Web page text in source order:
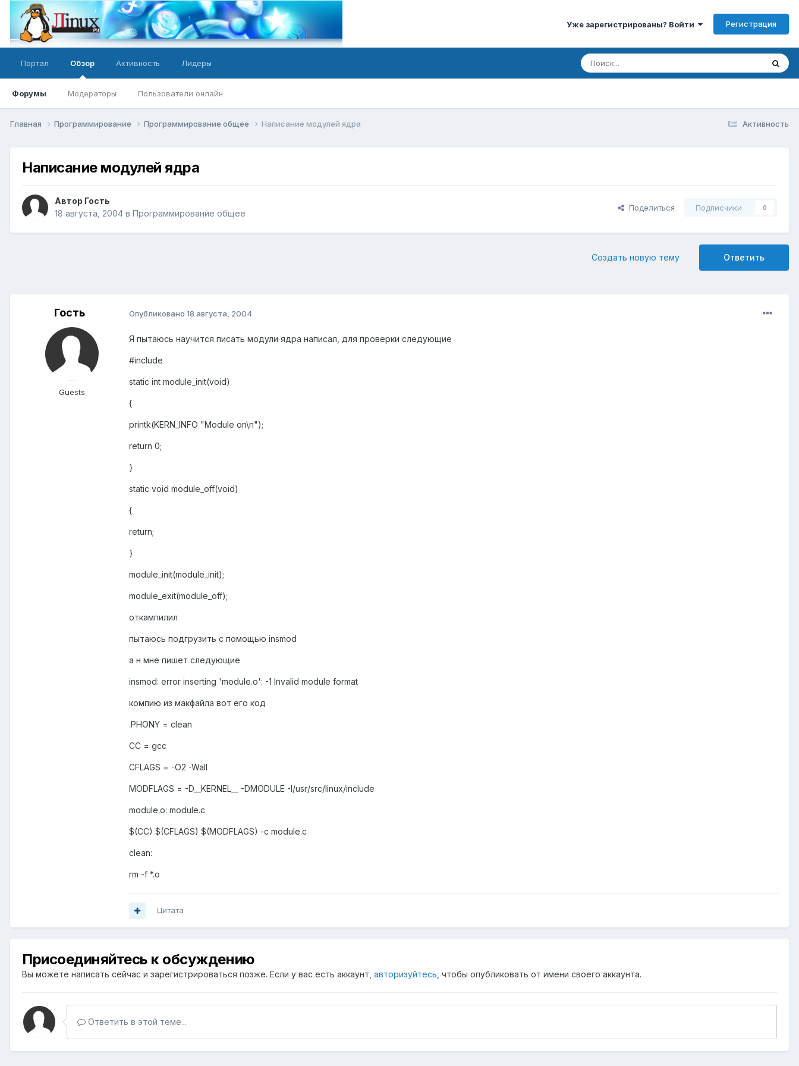
Уже зарегистрированы? Войти Регистрация
Портал Обзор
Форумы Модераторы Пользователи онлайн
Активность Лидеры
Активность
Главная Программирование Программирование общее Написание модулей ядра
Написание модулей ядра
Автор Гость
18 августа, 2004 в Программирование общее
Поделиться Подписчики 0
Ответить
Создать новую тему
Гость
Guests
Опубликовано 18 августа, 2004
Я пытаюсь научится писать модули ядра написал, для проверки следующие
#include
static int module_init(void)
{
printk(KERN_INFO "Module on\n");
return 0;
}
static void module_off(void)
{
return;
}
module_init(module_init);
module_exit(module_off);
откампилил
пытаюсь подгрузить с помощью insmod
а н мне пишет следующие
insmod: error inserting 'module.o': -1 Invalid module format
компию из макфайла вот его код
.PHONY = clean
CC = gcc
CFLAGS = -O2 -Wall
MODFLAGS = -D__KERNEL__ -DMODULE -I/usr/src/linux/include
module.o: module.c
$(CC) $(CFLAGS) $(MODFLAGS) -c module.c
clean:
rm -f *.o
Цитата
Присоединяйтесь к обсуждению
Вы можете написать сейчас и зарегистрироваться позже. Если у вас есть аккаунт, авторизуйтесь , чтобы опубликовать от имени своего аккаунта.
Ответить в этой теме...